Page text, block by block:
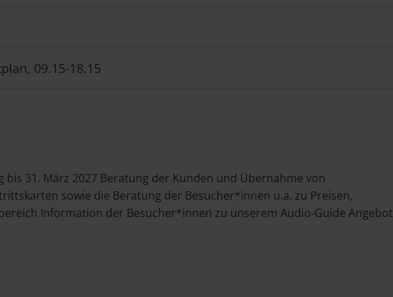
09.15-18.15
31. März 2027 Beratung der Kunden und Übernahme von
sowie die Beratung der Besucher*innen u.a. zu Preisen,
Information der Besucher*innen zu unserem Audio-Guide Angebot